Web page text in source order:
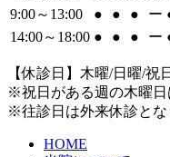
9:00～13:00
● ● ● ー
14:00～18:00 ● ● ● ー
【休診日】木曜/日曜/祝日
※祝日がある週の木曜日
※往診日は外来休診と
HOME